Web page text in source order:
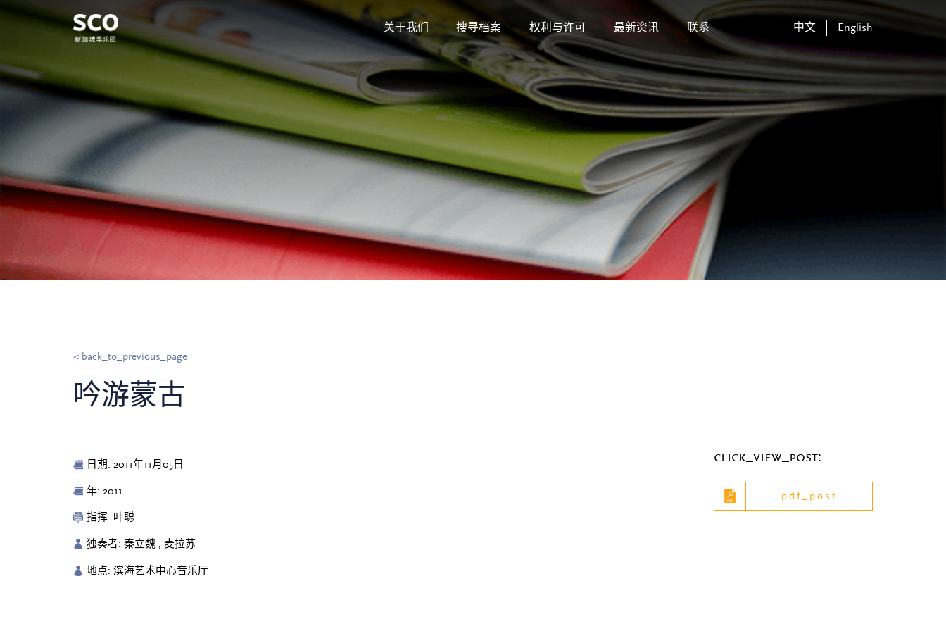
关于我们 搜寻档案 权利与许可 最新资讯 联系 中文 English
< back_to_previous_page
吟游蒙古
日期: 2011年11月05日
年: 2011
指挥: 叶聪
独奏者: 秦立魏 , 麦拉苏
地点: 滨海艺术中心音乐厅
click_view_post:
pdf_post